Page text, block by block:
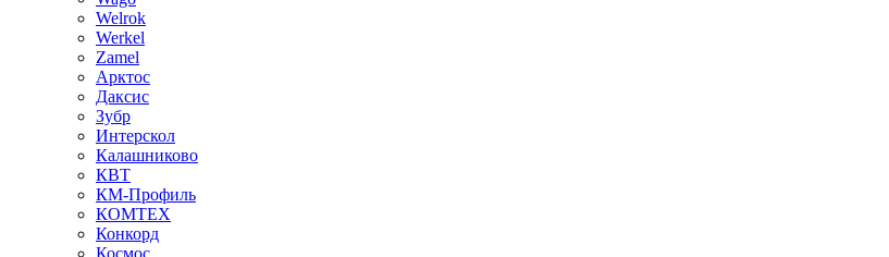
Welrok
Werkel
Zamel
Арктос
Даксис
Зубр
Интерскол
Калашниково
КВТ
КМ-Профиль
КОМТЕХ
Конкорд
Космос